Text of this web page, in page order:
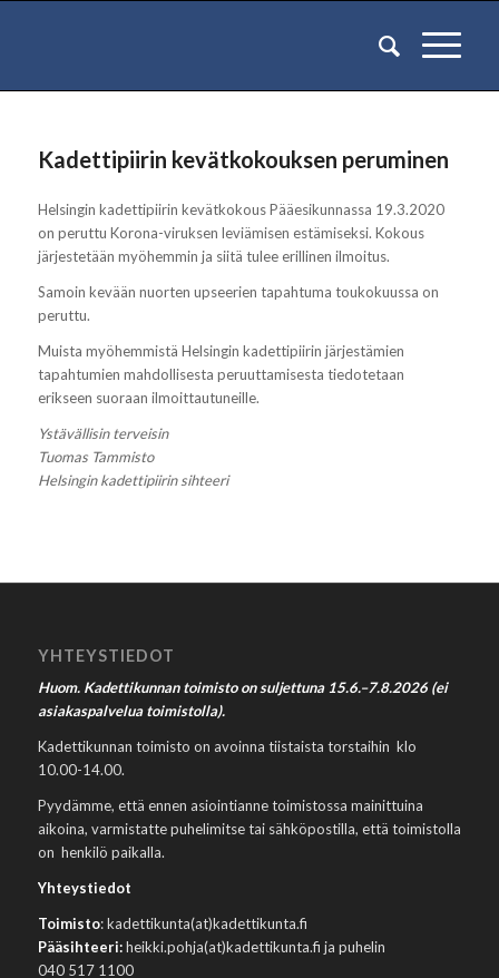
Kadettipiirin kevätkokouksen peruminen
Helsingin kadettipiirin kevätkokous Pääesikunnassa 19.3.2020
on peruttu Korona-viruksen leviämisen estämiseksi. Kokous
järjestetään myöhemmin ja siitä tulee erillinen ilmoitus.
Samoin kevään nuorten upseerien tapahtuma toukokuussa on
peruttu.
Muista myöhemmistä Helsingin kadettipiirin järjestämien
tapahtumien mahdollisesta peruuttamisesta tiedotetaan
erikseen suoraan ilmoittautuneille.
Ystävällisin terveisin
Tuomas Tammisto
Helsingin kadettipiirin sihteeri
YHTEYSTIEDOT
Huom. Kadettikunnan toimisto on suljettuna 15.6.–7.8.2026 (ei
asiakaspalvelua toimistolla).
Kadettikunnan toimisto on avoinna tiistaista torstaihin klo
10.00-14.00.
Pyydämme, että ennen asiointianne toimistossa mainittuina
aikoina, varmistatte puhelimitse tai sähköpostilla, että toimistolla
on henkilö paikalla.
Yhteystiedot
Toimisto: kadettikunta(at)kadettikunta.fi
Pääsihteeri:heikki.pohja(at)kadettikunta.fi ja puhelin
040 517 1100